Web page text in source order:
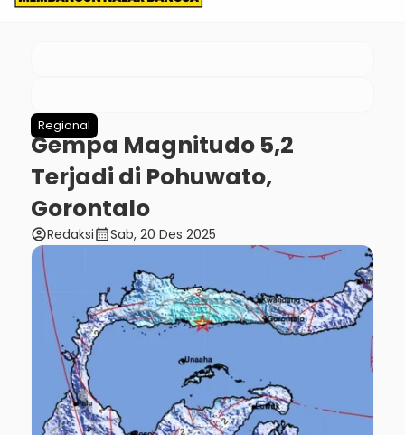
Regional
Gempa Magnitudo 5,2
Terjadi di Pohuwato,
Gorontalo
account_circleRedaksicalendar_monthSab, 20 Des 2025